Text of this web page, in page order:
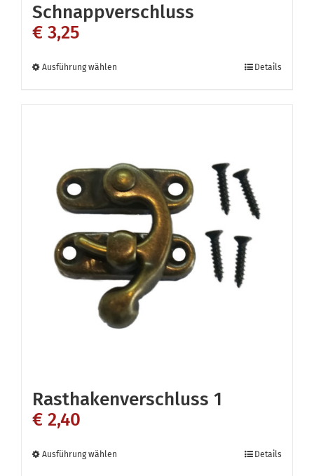
Schnappverschluss
€ 3,25
Ausführung wählen
auf.
Die
Optionen
können
auf
der
Produktseite
Details
Rasthakenverschluss 1
€ 2,40
Ausführung wählen Details